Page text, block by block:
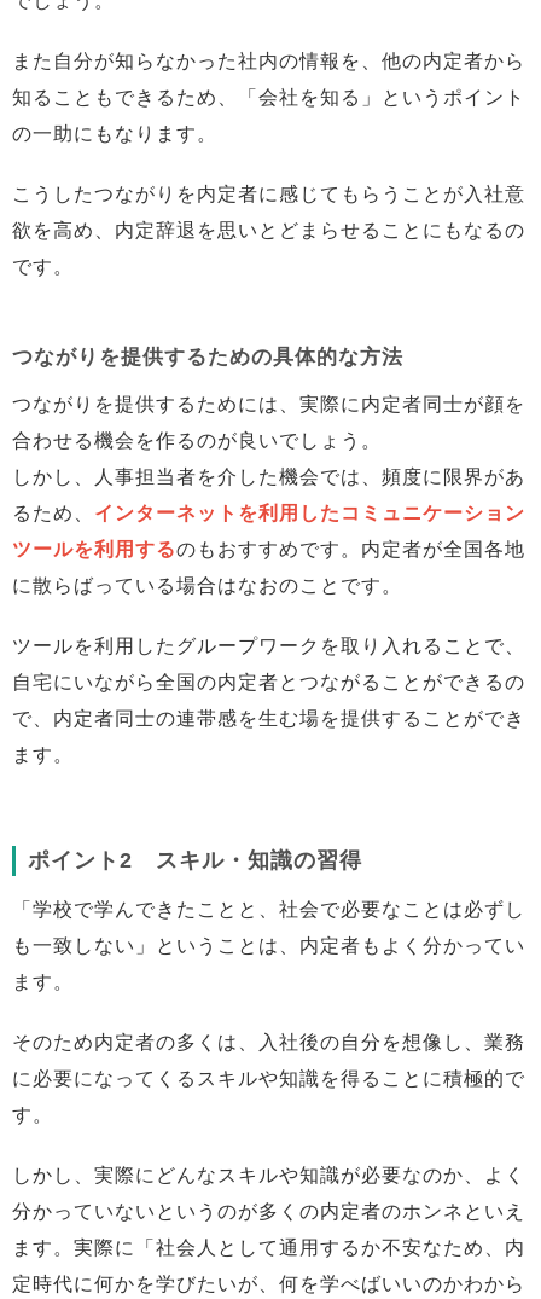
また自分が知らなかった社内の情報を、他の内定者から
知ることもできるため、「会社を知る」というポイント
の一助にもなります。
こうしたつながりを内定者に感じてもらうことが入社意
欲を高め、内定辞退を思いとどまらせることにもなるの
です。
つながりを提供するための具体的な方法
つながりを提供するためには、実際に内定者同士が顔を
合わせる機会を作るのが良いでしょう。
しかし、人事担当者を介した機会では、頻度に限界があ
るため、 インターネットを利用したコミュニケーション
ツールを利用するのもおすすめです。内定者が全国各地
に散らばっている場合はなおのことです。
ツールを利用したグループワークを取り入れることで、
自宅にいながら全国の内定者とつながることができるの
で、内定者同士の連帯感を生む場を提供することができ
ます。
ポイント2 スキル・知識の習得
「学校で学んできたことと、社会で必要なことは必ずし
も一致しない」ということは、内定者もよく分かってい
ます。
そのため内定者の多くは、入社後の自分を想像し、業務
に必要になってくるスキルや知識を得ることに積極的で
す。
しかし、実際にどんなスキルや知識が必要なのか、よく
分かっていないというのが多くの内定者のホンネといえ
ます。実際に「社会人として通用するか不安なため、内
定時代に何かを学びたいが、何を学べばいいのかわから